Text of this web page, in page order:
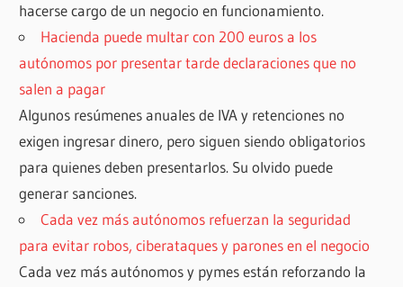
hacerse cargo de un negocio en funcionamiento.
Hacienda puede multar con 200 euros a los
autónomos por presentar tarde declaraciones que no
salen a pagar
Algunos resúmenes anuales de IVA y retenciones no
exigen ingresar dinero, pero siguen siendo obligatorios
para quienes deben presentarlos. Su olvido puede
generar sanciones.
Cada vez más autónomos refuerzan la seguridad
para evitar robos, ciberataques y parones en el negocio
Cada vez más autónomos y pymes están reforzando la